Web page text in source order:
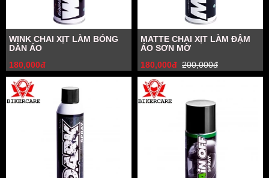
WINK CHAI XỊT LÀM BÓNG
DÀN ÁO
180,000đ
MATTE CHAI XỊT LÀM ĐẬM
ÁO SƠN MỜ
180,000đ 200,000đ